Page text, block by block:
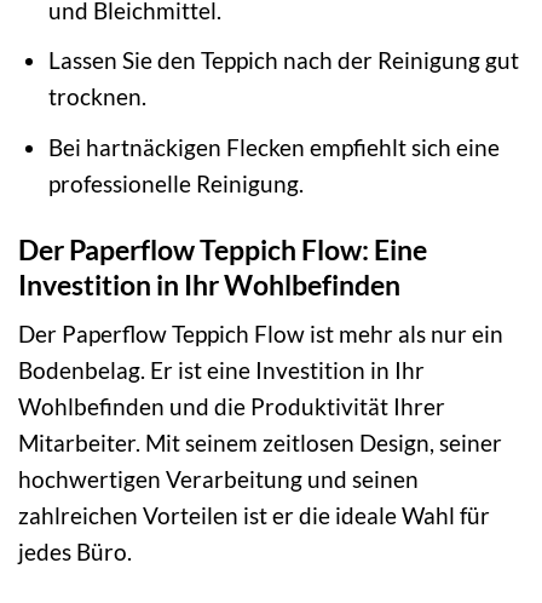
und Bleichmittel.
Lassen Sie den Teppich nach der Reinigung gut
trocknen.
Bei hartnäckigen Flecken empfiehlt sich eine
professionelle Reinigung.
Der Paperflow Teppich Flow: Eine
Investition in Ihr Wohlbefinden
Der Paperflow Teppich Flow ist mehr als nur ein
Bodenbelag. Er ist eine Investition in Ihr
Wohlbefinden und die Produktivität Ihrer
Mitarbeiter. Mit seinem zeitlosen Design, seiner
hochwertigen Verarbeitung und seinen
zahlreichen Vorteilen ist er die ideale Wahl für
jedes Büro.